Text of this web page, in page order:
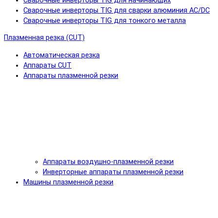
Сварочные инверторы TIG для сварки алюминия AC/DC
Сварочные инверторы TIG для тонкого металла
Плазменная резка (CUT)
Автоматическая резка
Аппараты CUT
Аппараты плазменной резки
Аппараты воздушно-плазменной резки
Инверторные аппараты плазменной резки
Машины плазменной резки